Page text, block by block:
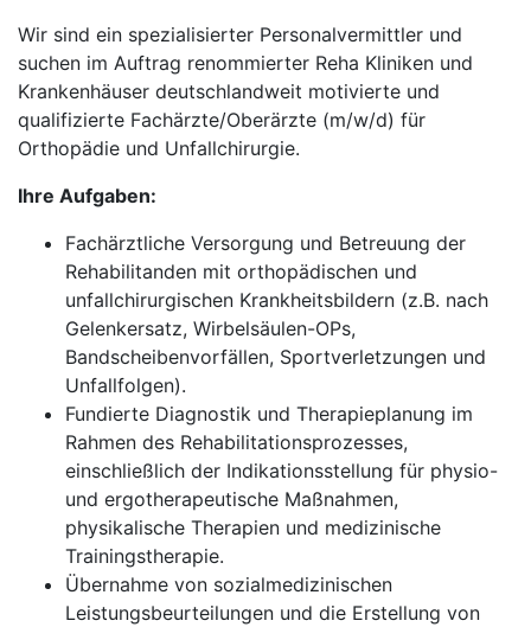
Wir sind ein spezialisierter Personalvermittler und
suchen im Auftrag renommierter Reha Kliniken und
Krankenhäuser deutschlandweit motivierte und
qualifizierte Fachärzte/Oberärzte (m/w/d) für
Orthopädie und Unfallchirurgie.
Ihre Aufgaben:
Fachärztliche Versorgung und Betreuung der
Rehabilitanden mit orthopädischen und
unfallchirurgischen Krankheitsbildern (z.B. nach
Gelenkersatz, Wirbelsäulen-OPs,
Bandscheibenvorfällen, Sportverletzungen und
Unfallfolgen).
Fundierte Diagnostik und Therapieplanung im
Rahmen des Rehabilitationsprozesses,
einschließlich der Indikationsstellung für physio-
und ergotherapeutische Maßnahmen,
physikalische Therapien und medizinische
Trainingstherapie.
Übernahme von sozialmedizinischen
Leistungsbeurteilungen und die Erstellung von